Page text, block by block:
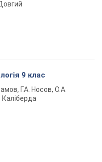
9 клас
Г.А. Носов, О.А.